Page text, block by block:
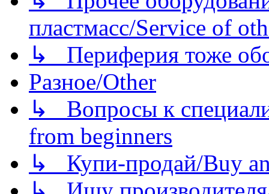
пластмасс/Service of
↳ Периферия тоже
Разное/Other
↳ Вопросы к
from beginners
↳ Купи-продай/Buy